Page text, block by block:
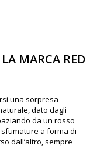
MARCA RED
una sorpresa
dato dagli
da un rosso
a forma di
dall’altro, sempre